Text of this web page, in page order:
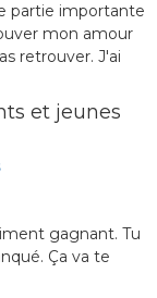
partie importante
mon amour
retrouver. J'ai
et jeunes
gagnant. Tu
Ça va te